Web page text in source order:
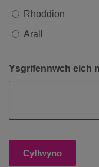
Rhoddion
Arall
Ysgrifennwch eich
Cyflwyno